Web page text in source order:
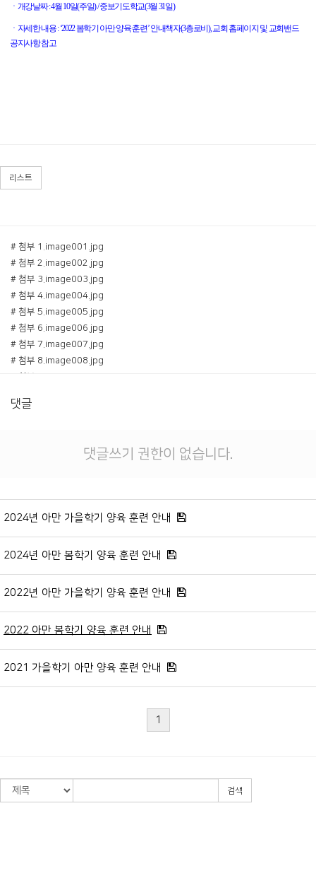
ㆍ개강날짜: 4월10일(주일) /중보기도학교(3월31일)
ㆍ자세한 내용: ‘2022봄학기 아만 양육∙훈련’안내책자(3층로비), 교회 홈페이지 및 교회밴드
공지사항 참고
리스트
# 첨부 1.image001.jpg
# 첨부 2.image002.jpg
# 첨부 3.image003.jpg
# 첨부 4.image004.jpg
# 첨부 5.image005.jpg
# 첨부 6.image006.jpg
# 첨부 7.image007.jpg
# 첨부 8.image008.jpg
# 첨부 9.image009.jpg
# 첨부 11.image011.jpg
# 첨부 14.image014.jpg
댓글
댓글쓰기 권한이 없습니다.
2024년 아만 가을학기 양육 훈련 안내
2024년 아만 봄학기 양육 훈련 안내
2022년 아만 가을학기 양육 훈련 안내
2022 아만 봄학기 양육 훈련 안내
2021 가을학기 아만 양육 훈련 안내
1
검색